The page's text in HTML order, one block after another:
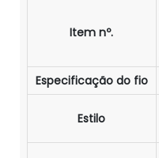
Item nº.
Especificação do fio
Estilo